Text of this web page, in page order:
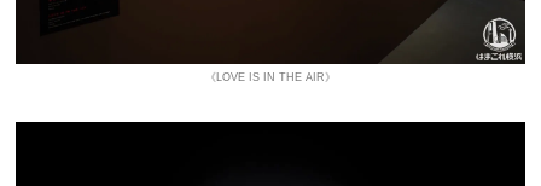
《LOVE IS IN THE AIR》